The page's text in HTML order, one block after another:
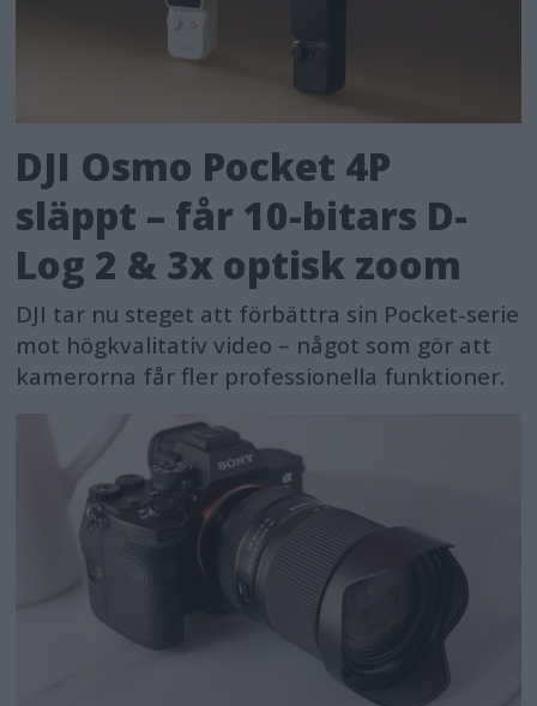
DJI Osmo Pocket 4P
släppt – får 10-bitars D-
Log 2 & 3x optisk zoom
DJI tar nu steget att förbättra sin Pocket-serie
mot högkvalitativ video – något som gör att
kamerorna får fler professionella funktioner.